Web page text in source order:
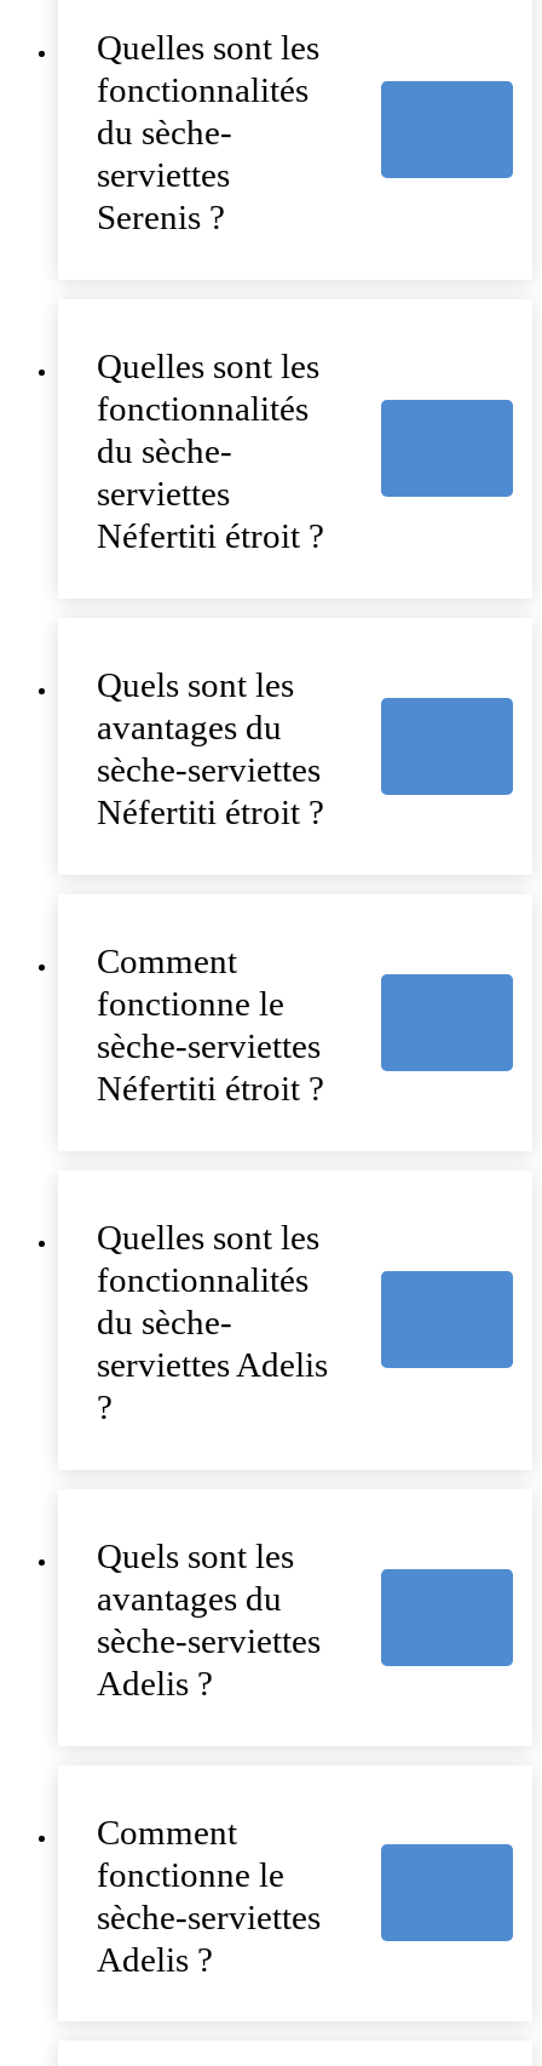
Quelles sont les
fonctionnalités
du sèche-
serviettes
Serenis ?
Quelles sont les
fonctionnalités
du sèche-
serviettes
Néfertiti étroit ?
Quels sont les
avantages du
sèche-serviettes
Néfertiti étroit ?
Comment
fonctionne le
sèche-serviettes
Néfertiti étroit ?
Quelles sont les
fonctionnalités
du sèche-
serviettes Adelis
?
Quels sont les
avantages du
sèche-serviettes
Adelis ?
Comment
fonctionne le
sèche-serviettes
Adelis ?